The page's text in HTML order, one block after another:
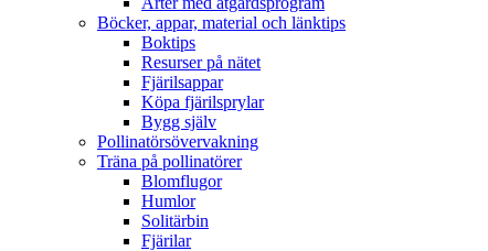
Böcker, appar, material och länktips
Boktips
Resurser på nätet
Fjärilsappar
Köpa fjärilsprylar
Bygg själv
Pollinatörsövervakning
Träna på pollinatörer
Blomflugor
Humlor
Solitärbin
Fjärilar